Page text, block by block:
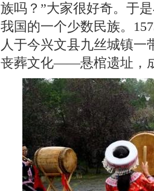
族吗？”大家很好奇。于
我国的一个少数民族。
人于今兴文县九丝城镇一
丧葬文化——悬棺遗址，